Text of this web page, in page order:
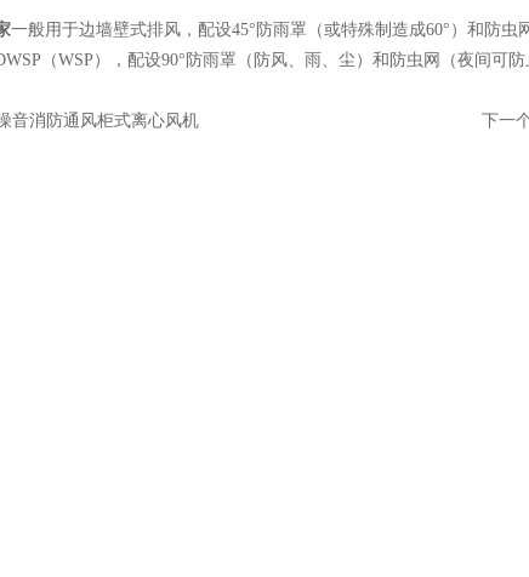
一般用于边墙壁式排风，配设45°防雨罩（或特殊制造成60°）和防
（WSP），配设90°防雨罩（防风、雨、尘）和防虫网（夜间可防
音消防通风柜式离心风机 下一